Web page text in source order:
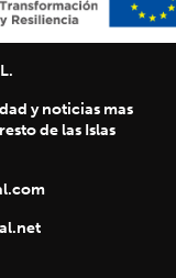
y noticias mas
de las Islas